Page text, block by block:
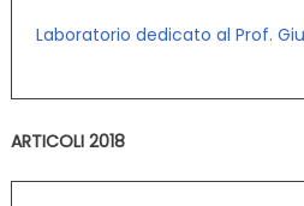
Laboratorio dedicato al Prof.
ARTICOLI 2018